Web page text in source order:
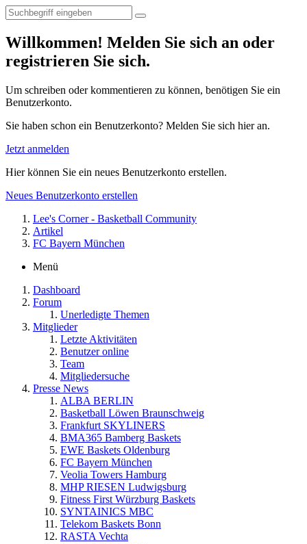
Willkommen! Melden Sie sich an oder
registrieren Sie sich.
Um schreiben oder kommentieren zu können, benötigen Sie ein
Benutzerkonto.
Sie haben schon ein Benutzerkonto? Melden Sie sich hier an.
Jetzt anmelden
Hier können Sie ein neues Benutzerkonto erstellen.
Neues Benutzerkonto erstellen
Lee's Corner - Basketball Community
Artikel
FC Bayern München
Menü
Dashboard
Forum
Unerledigte Themen
Mitglieder
Letzte Aktivitäten
Benutzer online
Team
Mitgliedersuche
Presse News
ALBA BERLIN
Basketball Löwen Braunschweig
Frankfurt SKYLINERS
BMA365 Bamberg Baskets
EWE Baskets Oldenburg
FC Bayern München
Veolia Towers Hamburg
MHP RIESEN Ludwigsburg
Fitness First Würzburg Baskets
SYNTAINICS MBC
Telekom Baskets Bonn
RASTA Vechta